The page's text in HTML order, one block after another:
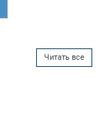
Читать все